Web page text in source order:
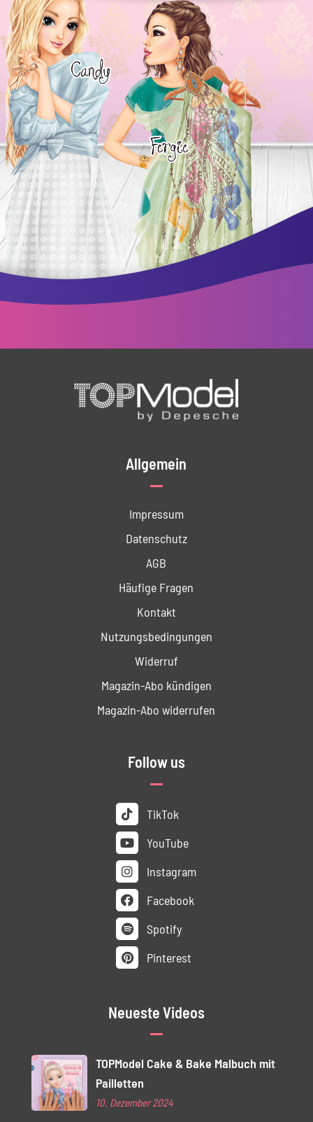
Allgemein
Impressum
Datenschutz
AGB
Häufige Fragen
Kontakt
Nutzungs­bedingungen
Widerruf
Magazin-Abo kündigen
Magazin-Abo widerrufen
Follow us
TikTok
YouTube
Instagram
Facebook
Spotify
Pinterest
Neueste Videos
TOPModel Cake & Bake Malbuch mit
Pailletten
10. Dezember 2024